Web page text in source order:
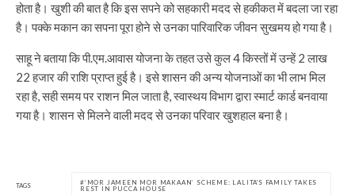
होता है। खुशी की बात है कि इस सपने को सहकारी मदद से हकीकत में बदला जा रहा
है। पक्के मकान का सपना पूरा होने से उनका पारिवारिक जीवन सुखमय हो गया है।
साहू ने बताया कि पी.एम.आवास योजना के तहत उसे कुल 4 किस्तों में उन्हें 2 लाख
22 हजार की राशि प्राप्त हुई है। इसे शासन की अन्य योजनाओं का भी लाभ मिल
रहा है, सही समय पर राशन मिल जाता है, स्वास्थय विभाग द्वारा स्मार्ट कार्ड बनवाया
गया है। शासन से मिलने वाली मदद से उनका परिवार खुशहाल बना है।
TAGS
‘MOR JAMEEN MOR MAKAAN’ SCHEME: LALITA'S FAMILY TAKES
REST IN PUCCA HOUSE